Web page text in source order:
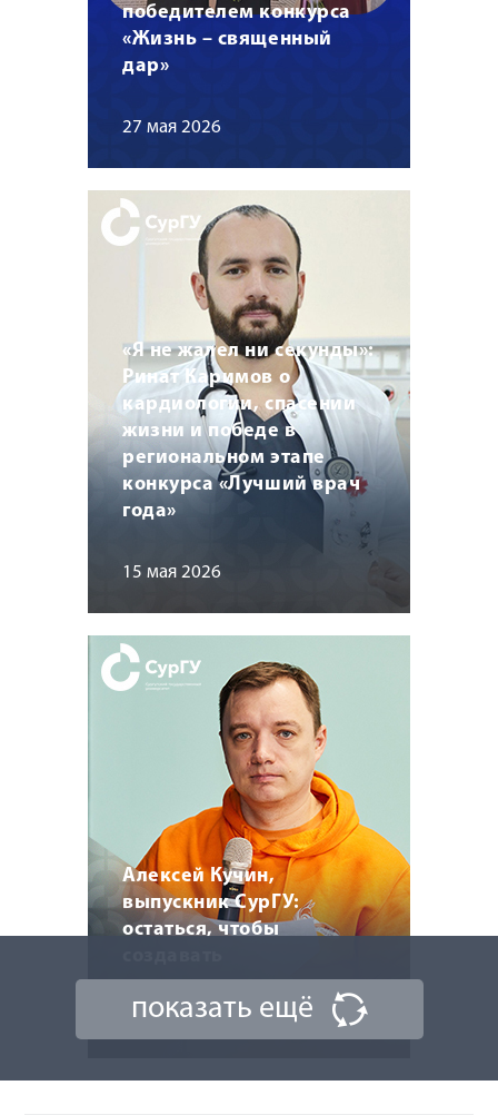
победителем конкурса
«Жизнь – священный
дар»
27 мая 2026
«Я не жалел ни секунды»:
Ринат Каримов о
кардиологии, спасении
жизни и победе в
региональном этапе
конкурса «Лучший врач
года»
15 мая 2026
Алексей Кучин,
выпускник СурГУ:
остаться, чтобы
6 мая 2026
показать ещё